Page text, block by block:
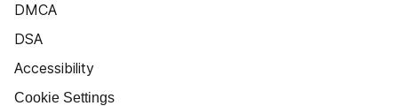
DMCA
DSA
Accessibility
Cookie Settings